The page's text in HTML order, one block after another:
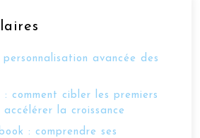
avancée des
comment cibler les premiers
la croissance
: comprendre ses